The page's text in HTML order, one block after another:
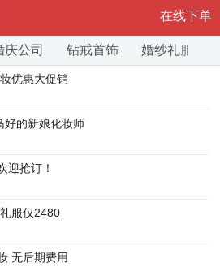
在线下单
庆公司 钻戒首饰 婚纱礼服
优惠大促销
好的新娘化妆师
迎抢订！
服仅2480
无后期费用